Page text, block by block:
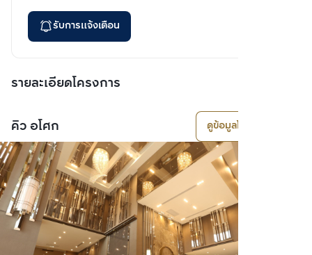
รับการแจ้งเตือน
รายละเอียดโครงการ
คิว อโศก ดูข้อมูลโครงการ